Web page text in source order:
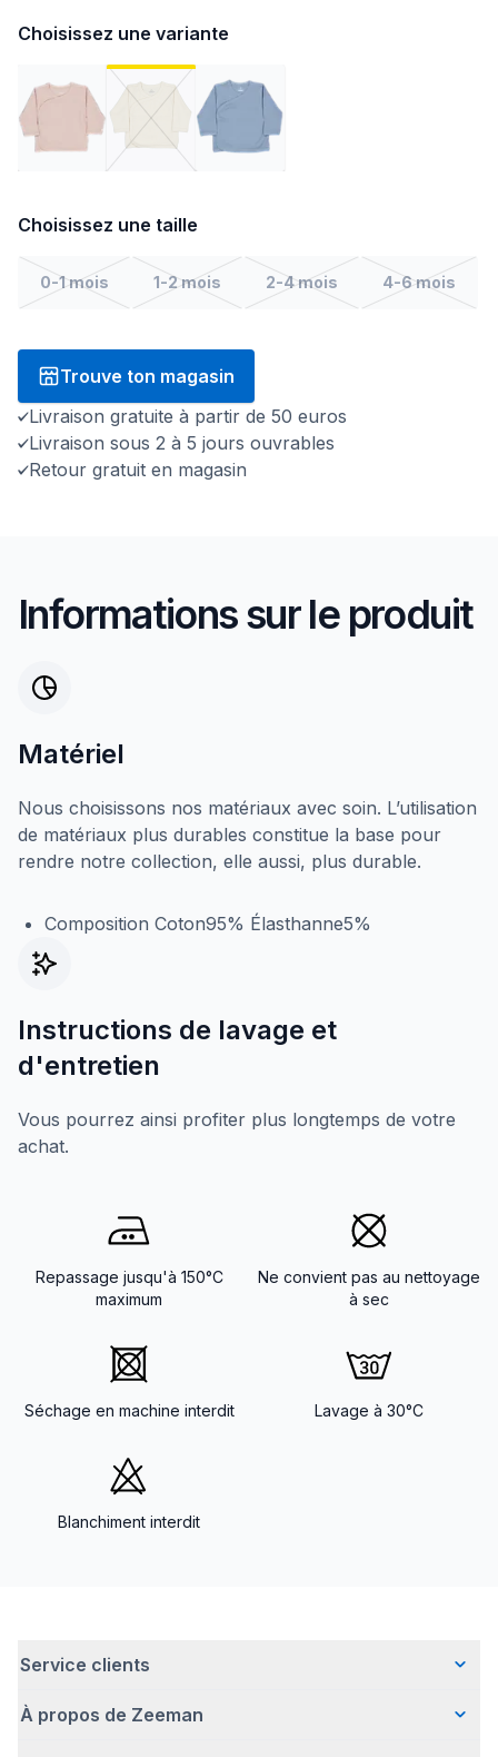
Choisissez une variante
Choisissez une taille
0-1 mois 1-2 mois 2-4 mois 4-6 mois
Trouve ton magasin
Livraison gratuite à partir de 50 euros
Livraison sous 2 à 5 jours ouvrables
Retour gratuit en magasin
Informations sur le produit
Matériel
Nous choisissons nos matériaux avec soin. L’utilisation
de matériaux plus durables constitue la base pour
rendre notre collection, elle aussi, plus durable.
Composition Coton95% Élasthanne5%
Instructions de lavage et
d'entretien
Vous pourrez ainsi profiter plus longtemps de votre
achat.
Repassage jusqu'à 150°C
maximum
Ne convient pas au nettoyage
à sec
Séchage en machine interdit Lavage à 30°C
Blanchiment interdit
Service clients
Questions fréquentes
À propos de Zeeman